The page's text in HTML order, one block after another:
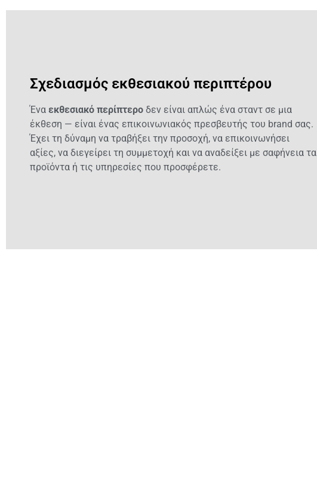
Σχεδιασμός εκθεσιακού περιπτέρου
Ένα εκθεσιακό περίπτερο δεν είναι απλώς ένα σταντ σε μια
έκθεση — είναι ένας επικοινωνιακός πρεσβευτής του brand σας.
Έχει τη δύναμη να τραβήξει την προσοχή, να επικοινωνήσει
αξίες, να διεγείρει τη συμμετοχή και να αναδείξει με σαφήνεια τα
προϊόντα ή τις υπηρεσίες που προσφέρετε.